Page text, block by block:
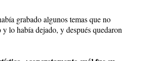
grabado algunos temas que no
lo había dejado, y después quedaron